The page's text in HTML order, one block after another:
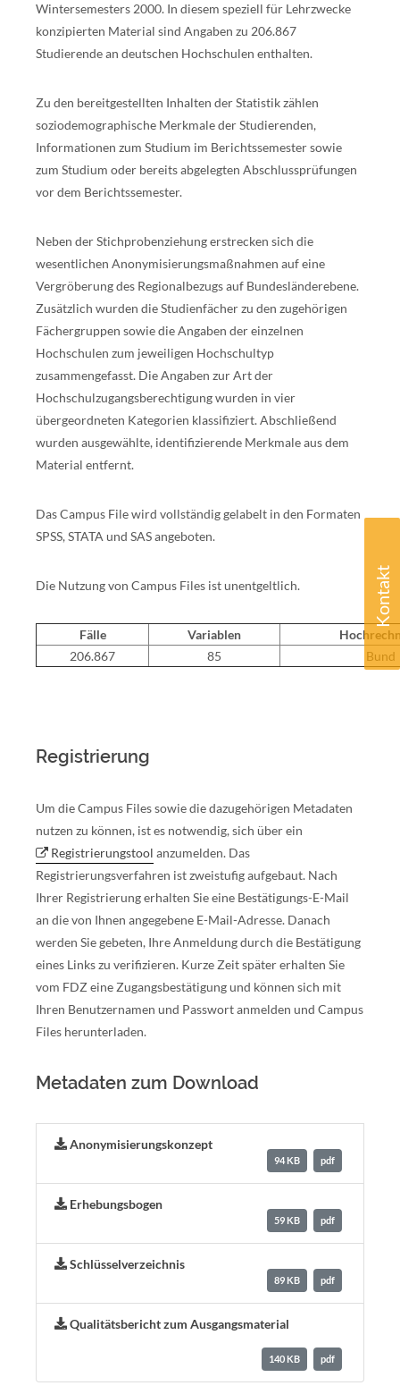
Kontakt
Wintersemesters 2000. In diesem speziell für Lehrzwecke
konzipierten Material sind Angaben zu 206.867
Studierende an deutschen Hochschulen enthalten.
Zu den bereitgestellten Inhalten der Statistik zählen
soziodemographische Merkmale der Studierenden,
Informationen zum Studium im Berichtssemester sowie
zum Studium oder bereits abgelegten Abschlussprüfungen
vor dem Berichtssemester.
Neben der Stichprobenziehung erstrecken sich die
wesentlichen Anonymisierungsmaßnahmen auf eine
Vergröberung des Regionalbezugs auf Bundesländerebene.
Zusätzlich wurden die Studienfächer zu den zugehörigen
Fächergruppen sowie die Angaben der einzelnen
Hochschulen zum jeweiligen Hochschultyp
zusammengefasst. Die Angaben zur Art der
Hochschulzugangsberechtigung wurden in vier
übergeordneten Kategorien klassifiziert. Abschließend
wurden ausgewählte, identifizierende Merkmale aus dem
Material entfernt.
Das Campus File wird vollständig gelabelt in den Formaten
SPSS, STATA und SAS angeboten.
Die Nutzung von Campus Files ist unentgeltlich.
Fälle Variablen
206.867
85 Bund
Registrierung
Um die Campus Files sowie die dazugehörigen Metadaten
nutzen zu können, ist es notwendig, sich über ein
Registrierungstool anzumelden. Das
Registrierungsverfahren ist zweistufig aufgebaut. Nach
Ihrer Registrierung erhalten Sie eine Bestätigungs-E-Mail
an die von Ihnen angegebene E-Mail-Adresse. Danach
werden Sie gebeten, Ihre Anmeldung durch die Bestätigung
eines Links zu verifizieren. Kurze Zeit später erhalten Sie
vom FDZ eine Zugangsbestätigung und können sich mit
Ihren Benutzernamen und Passwort anmelden und Campus
Files herunterladen.
Metadaten zum Download
Anonymisierungskonzept
94 KB pdf
Erhebungsbogen
59 KB pdf
Schlüsselverzeichnis
89 KB pdf
Qualitätsbericht zum Ausgangsmaterial
140 KB pdf